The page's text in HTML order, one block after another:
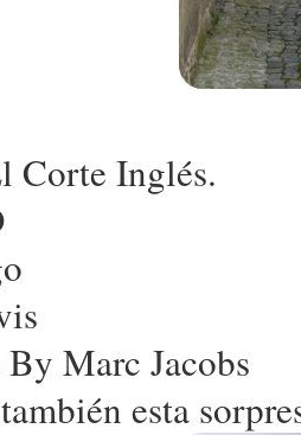
Corte Inglés.
Marc Jacobs
esta